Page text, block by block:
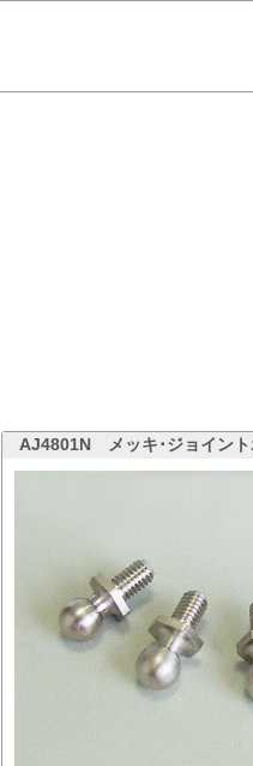
AJ4801N メッキ･ジョイン